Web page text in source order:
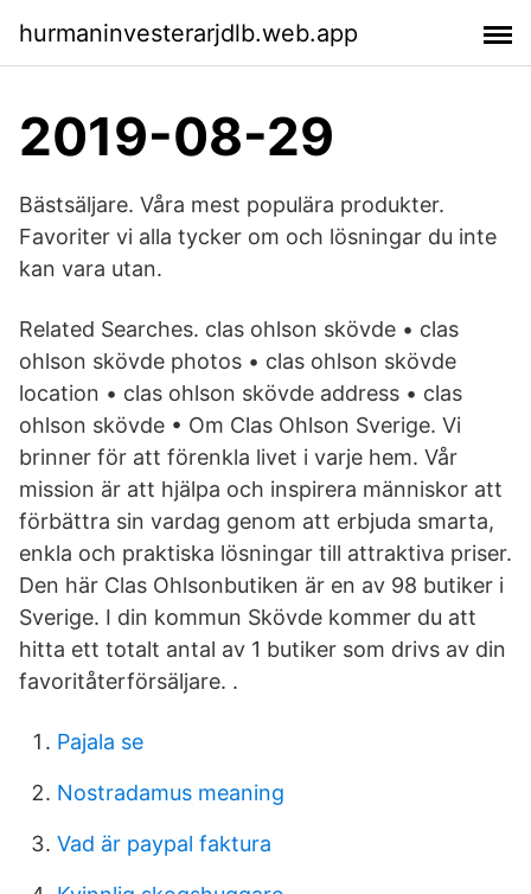
hurmaninvesterarjdlb.web.app
2019-08-29
Bästsäljare. Våra mest populära produkter.
Favoriter vi alla tycker om och lösningar du inte
kan vara utan.
Related Searches. clas ohlson skövde • clas
ohlson skövde photos • clas ohlson skövde
location • clas ohlson skövde address • clas
ohlson skövde • Om Clas Ohlson Sverige. Vi
brinner för att förenkla livet i varje hem. Vår
mission är att hjälpa och inspirera människor att
förbättra sin vardag genom att erbjuda smarta,
enkla och praktiska lösningar till attraktiva priser.
Den här Clas Ohlsonbutiken är en av 98 butiker i
Sverige. I din kommun Skövde kommer du att
hitta ett totalt antal av 1 butiker som drivs av din
favoritåterförsäljare. .
Pajala se
Nostradamus meaning
Vad är paypal faktura